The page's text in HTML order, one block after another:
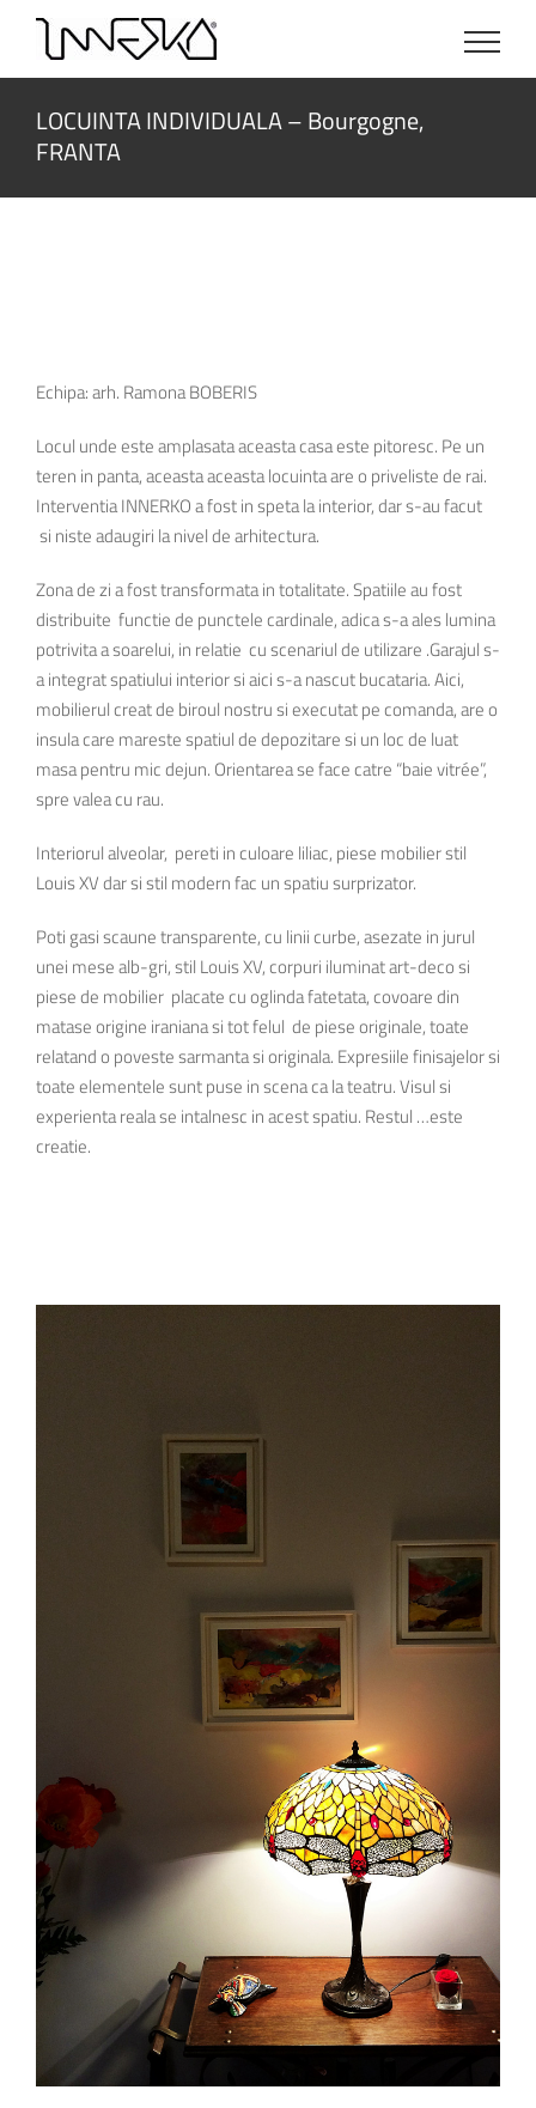
content
LOCUINTA INDIVIDUALA – Bourgogne,
FRANTA
Echipa: arh. Ramona BOBERIS
Locul unde este amplasata aceasta casa este pitoresc. Pe un
teren in panta, aceasta aceasta locuinta are o priveliste de rai.
Interventia INNERKO a fost in speta la interior, dar s-au facut
si niste adaugiri la nivel de arhitectura.
Zona de zi a fost transformata in totalitate. Spatiile au fost
distribuite functie de punctele cardinale, adica s-a ales lumina
potrivita a soarelui, in relatie cu scenariul de utilizare .Garajul s-
a integrat spatiului interior si aici s-a nascut bucataria. Aici,
mobilierul creat de biroul nostru si executat pe comanda, are o
insula care mareste spatiul de depozitare si un loc de luat
masa pentru mic dejun. Orientarea se face catre “baie vitrée”,
spre valea cu rau.
Interiorul alveolar, pereti in culoare liliac, piese mobilier stil
Louis XV dar si stil modern fac un spatiu surprizator.
Poti gasi scaune transparente, cu linii curbe, asezate in jurul
unei mese alb-gri, stil Louis XV, corpuri iluminat art-deco si
piese de mobilier placate cu oglinda fatetata, covoare din
matase origine iraniana si tot felul de piese originale, toate
relatand o poveste sarmanta si originala. Expresiile finisajelor si
toate elementele sunt puse in scena ca la teatru. Visul si
experienta reala se intalnesc in acest spatiu. Restul …este
creatie.